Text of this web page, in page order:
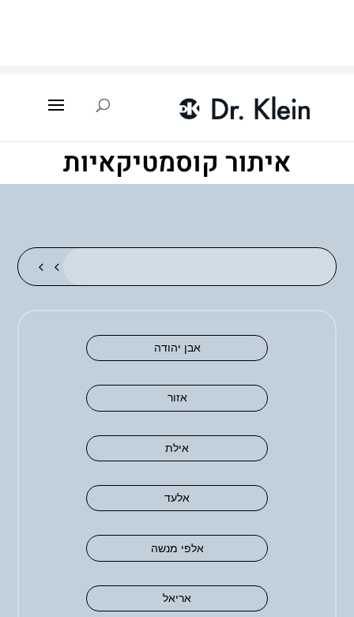
איתור קוסמטיקאיות
אבן יהודה
אזור
אילת
אלעד
אלפי מנשה
אריאל